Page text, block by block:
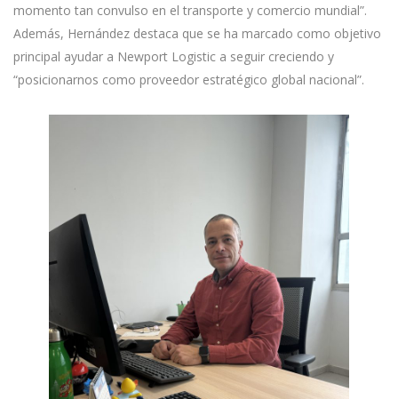
momento tan convulso en el transporte y comercio mundial”.
Además, Hernández destaca que se ha marcado como objetivo
principal ayudar a Newport Logistic a seguir creciendo y
“posicionarnos como proveedor estratégico global nacional”.